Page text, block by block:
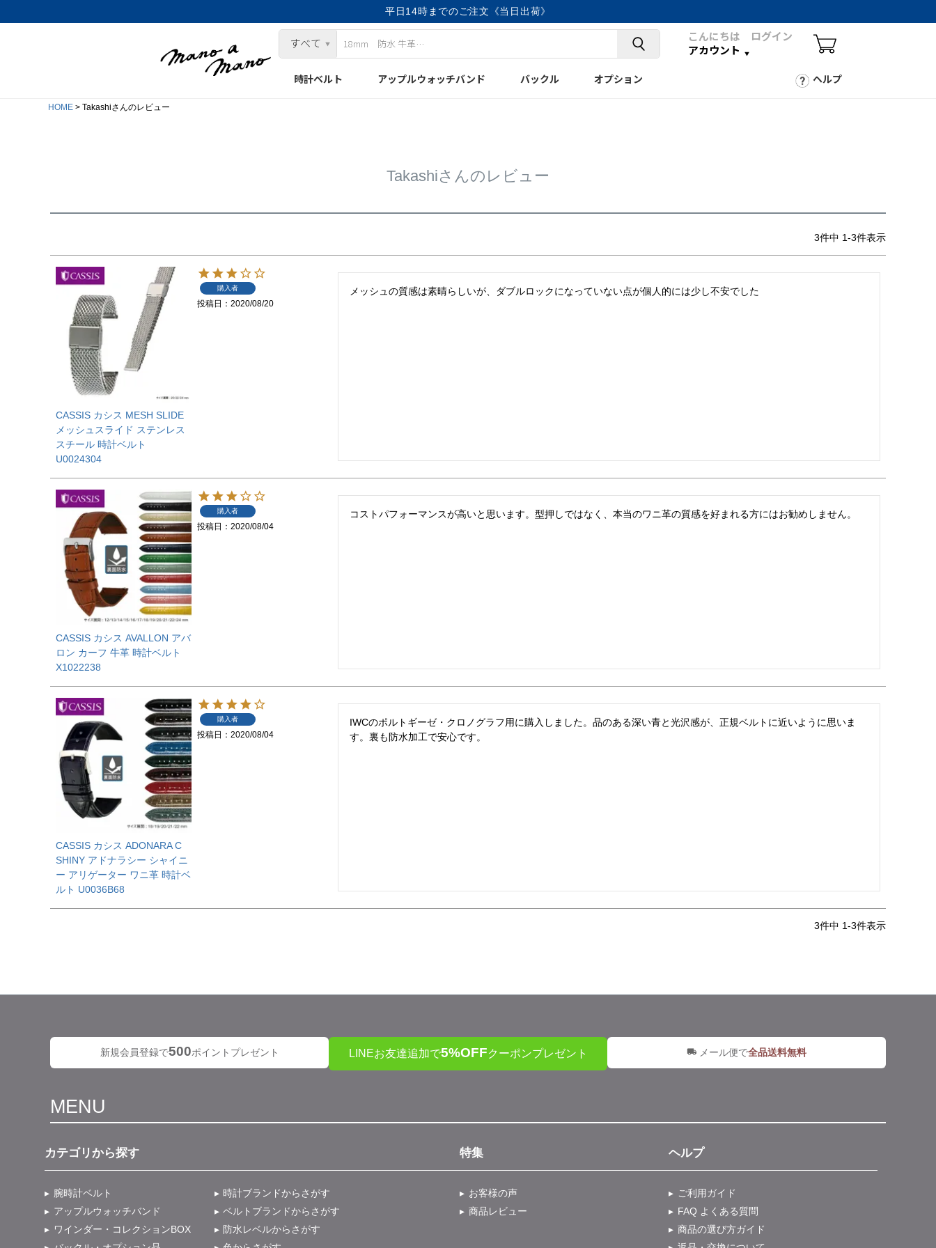
平日14時までのご注文《当日出荷》
こんにちは ログイン
アカウント
時計ベルト アップルウォッチバンド バックル オプション ヘルプ
HOME Takashiさんのレビュー
Takashiさんのレビュー
3件中 1-3件表示
CASSIS カシス MESH SLIDE
メッシュスライド ステンレス
スチール 時計ベルト
U0024304
購入者
投稿日 2020/08/20
メッシュの質感は素晴らしいが、ダブルロックになっていない点が個人的には少し不安でした
CASSIS カシス AVALLON アバ
ロン カーフ 牛革 時計ベルト
X1022238
購入者
投稿日 2020/08/04
コストパフォーマンスが高いと思います。型押しではなく、本当のワニ革の質感を好まれる方にはお勧めしません。
CASSIS カシス ADONARA C
SHINY アドナラシー シャイニ
ー アリゲーター ワニ革 時計ベ
ルト U0036B68
購入者
投稿日 2020/08/04
IWCのポルトギーゼ・クロノグラフ用に購入しました。品のある深い青と光沢感が、正規ベルトに近いように思いま
す。裏も防水加工で安心です。
3件中 1-3件表示
新規会員登録で500ポイントプレゼント LINEお友達追加で5%OFFクーポンプレゼント メール便で全品送料無料
MENU
カテゴリから探す
腕時計ベルト
時計ブランドからさがす
アップルウォッチバンド
ベルトブランドからさがす
ワインダー・コレクションBOX
防水レベルからさがす
特集
お客様の声
商品レビュー
ヘルプ
ご利用ガイド
FAQ よくある質問
商品の選び方ガイド